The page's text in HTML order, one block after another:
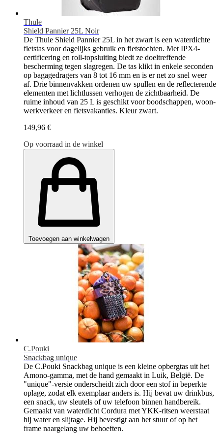
Thule
Shield Pannier 25L Noir
De Thule Shield Pannier 25L in het zwart is een waterdichte
fietstas voor dagelijks gebruik en fietstochten. Met IPX4-
certificering en roll-topsluiting biedt ze doeltreffende
bescherming tegen slagregen. De tas klikt in enkele seconden
op bagagedragers van 8 tot 16 mm en is er net zo snel weer
af. Drie binnenvakken ordenen uw spullen en de reflecterende
elementen met lichtlussen verhogen de zichtbaarheid. De
ruime inhoud van 25 L is geschikt voor boodschappen, woon-
werkverkeer en fietsvakanties. Kleur zwart.
149,96 €
Op voorraad in de winkel
Toevoegen aan winkelwagen
C.Pouki
Snackbag unique
De C.Pouki Snackbag unique is een kleine opbergtas uit het
Amono-gamma, met de hand gemaakt in Luik, België. De
"unique"-versie onderscheidt zich door een stof in beperkte
oplage, zodat elk exemplaar anders is. Hij bevat uw drinkbus,
een snack, uw sleutels of uw telefoon binnen handbereik.
Gemaakt van waterdicht Cordura met YKK-ritsen weerstaat
hij water en slijtage. Hij bevestigt aan het stuur of op het
frame naargelang uw behoeften.